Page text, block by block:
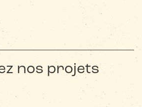
nos projets